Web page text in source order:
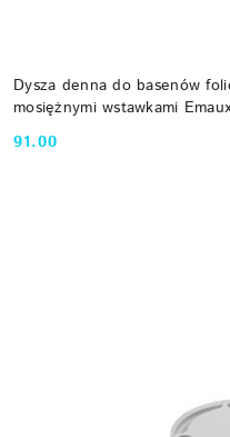
Dysza denna do basenów
mosiężnymi wstawkami
Cena:
91.00